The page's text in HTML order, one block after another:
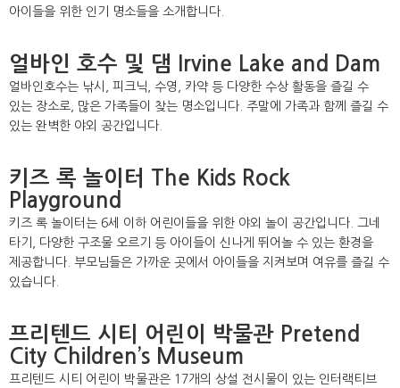
아이들을 위한 인기 명소들을 소개합니다.
얼바인 호수 및 댐 Irvine Lake and Dam
얼바인호수는 낚시, 피크닉, 수영, 카약 등 다양한 수상 활동을 즐길 수
있는 장소로, 많은 가족들이 찾는 명소입니다. 주말에 가족과 함께 즐길 수
있는 완벽한 야외 공간입니다.
키즈 록 놀이터 The Kids Rock
Playground
키즈 록 놀이터는 6세 이하 어린이들을 위한 야외 놀이 공간입니다. 그네
타기, 다양한 구조물 오르기 등 아이들이 신나게 뛰어놀 수 있는 환경을
제공합니다. 부모님들은 가까운 곳에서 아이들을 지켜보며 여유를 즐길 수
있습니다.
프리텐드 시티 어린이 박물관 Pretend
City Children’s Museum
프리텐드 시티 어린이 박물관은 17개의 상설 전시물이 있는 인터랙티브